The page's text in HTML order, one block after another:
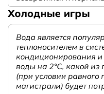
Холодные игры
Вода является
теплоносителем в
кондиционирования
воды на 2°С, какой из
(при условии равного
магистрали) будет